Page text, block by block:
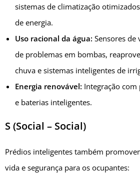
sistemas de climatização
de energia.
Uso racional da água: Sensores de
de problemas em bombas,
chuva e sistemas inteligentes de
Energia renovável: Integração com
e baterias inteligentes.
S (Social – Social)
Prédios inteligentes também
vida e segurança para os ocupantes: